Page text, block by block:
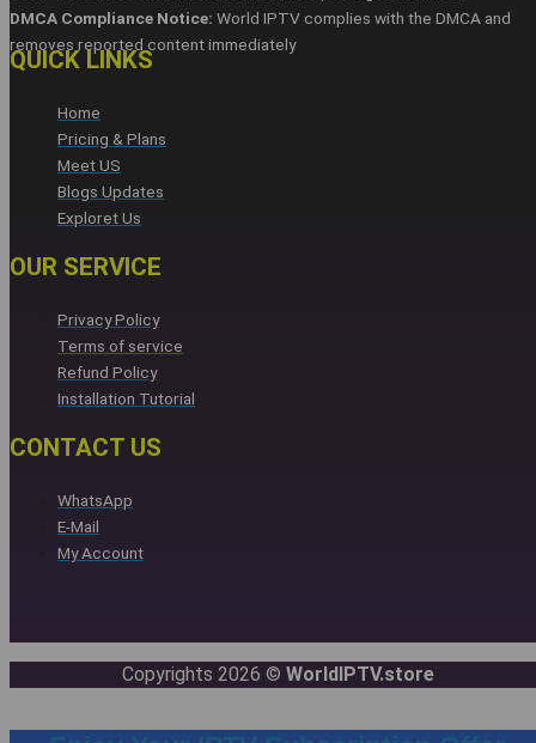
DMCA Compliance Notice: World IPTV complies with the DMCA and
removes reported content immediately
QUICK LINKS
Home
Pricing & Plans
Meet US
Blogs Updates
Exploret Us
OUR SERVICE
Privacy Policy
Terms of service
Refund Policy
Installation Tutorial
CONTACT US
WhatsApp
E-Mail
My Account
Copyrights 2026 © WorldIPTV.store